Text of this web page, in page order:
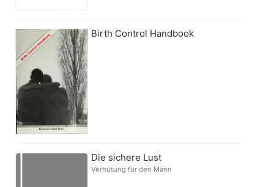
Birth Control Handbook
Die sichere Lust
Verhütung für den Mann